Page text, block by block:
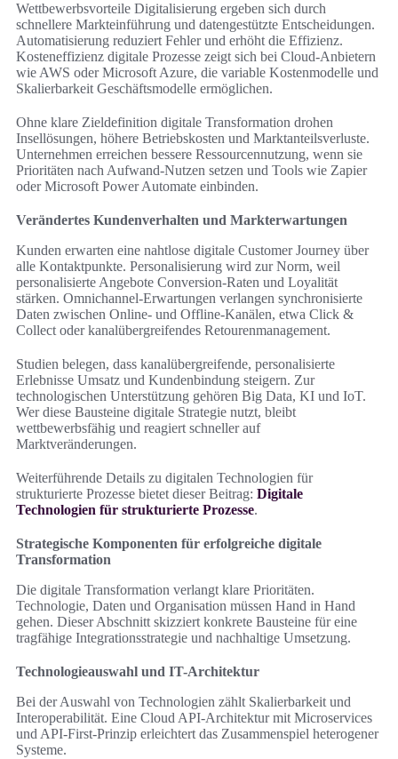
Wettbewerbsvorteile Digitalisierung ergeben sich durch
schnellere Markteinführung und datengestützte Entscheidungen.
Automatisierung reduziert Fehler und erhöht die Effizienz.
Kosteneffizienz digitale Prozesse zeigt sich bei Cloud-Anbietern
wie AWS oder Microsoft Azure, die variable Kostenmodelle und
Skalierbarkeit Geschäftsmodelle ermöglichen.
Ohne klare Zieldefinition digitale Transformation drohen
Insellösungen, höhere Betriebskosten und Marktanteilsverluste.
Unternehmen erreichen bessere Ressourcennutzung, wenn sie
Prioritäten nach Aufwand-Nutzen setzen und Tools wie Zapier
oder Microsoft Power Automate einbinden.
Verändertes Kundenverhalten und Markterwartungen
Kunden erwarten eine nahtlose digitale Customer Journey über
alle Kontaktpunkte. Personalisierung wird zur Norm, weil
personalisierte Angebote Conversion‑Raten und Loyalität
stärken. Omnichannel-Erwartungen verlangen synchronisierte
Daten zwischen Online- und Offline-Kanälen, etwa Click &
Collect oder kanalübergreifendes Retourenmanagement.
Studien belegen, dass kanalübergreifende, personalisierte
Erlebnisse Umsatz und Kundenbindung steigern. Zur
technologischen Unterstützung gehören Big Data, KI und IoT.
Wer diese Bausteine digitale Strategie nutzt, bleibt
wettbewerbsfähig und reagiert schneller auf
Marktveränderungen.
Weiterführende Details zu digitalen Technologien für
strukturierte Prozesse bietet dieser Beitrag: Digitale
Technologien für strukturierte Prozesse.
Strategische Komponenten für erfolgreiche digitale
Transformation
Die digitale Transformation verlangt klare Prioritäten.
Technologie, Daten und Organisation müssen Hand in Hand
gehen. Dieser Abschnitt skizziert konkrete Bausteine für eine
tragfähige Integrationsstrategie und nachhaltige Umsetzung.
Technologieauswahl und IT-Architektur
Bei der Auswahl von Technologien zählt Skalierbarkeit und
Interoperabilität. Eine Cloud API-Architektur mit Microservices
und API-First-Prinzip erleichtert das Zusammenspiel heterogener
Systeme.